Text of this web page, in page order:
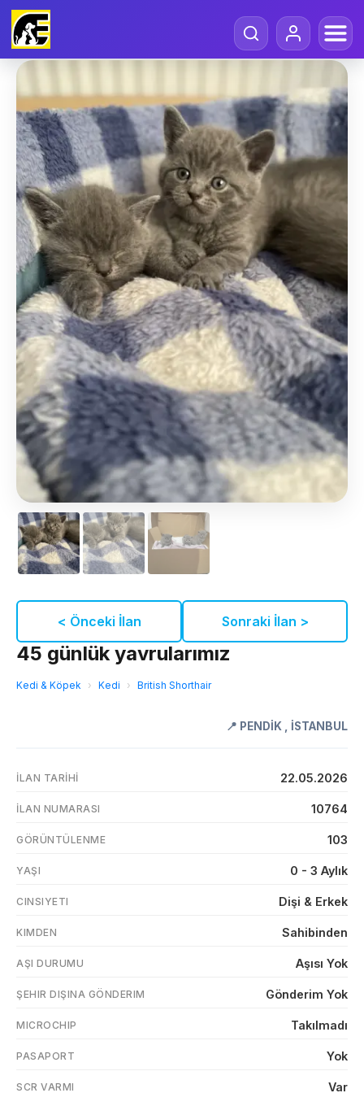
< Önceki İlan Sonraki İlan >
45 günlük yavrularımız
Kedi & Köpek › Kedi › British Shorthair
📍 PENDİK İSTANBUL
İLAN TARIHI 22.05.2026
İLAN NUMARASI 10764
GÖRÜNTÜLENME 103
YAŞI 0 - 3 Aylık
CINSIYETI Dişi & Erkek
KIMDEN Sahibinden
AŞI DURUMU Aşısı Yok
ŞEHIR DIŞINA GÖNDERIM Gönderim Yok
MICROCHIP Takılmadı
PASAPORT Yok
SCR VARMI Var